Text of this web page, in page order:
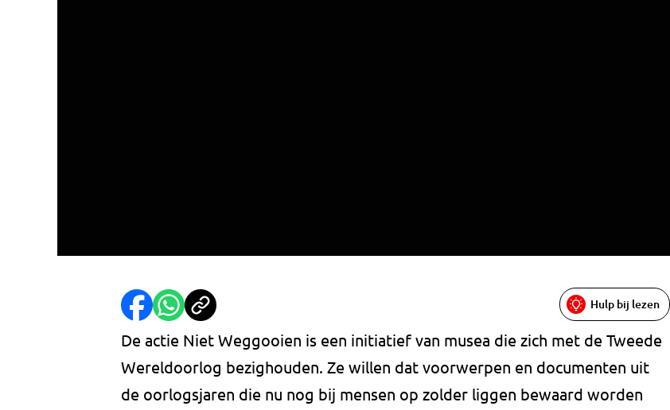
Hulp bij lezen
De actie Niet Weggooien is een initiatief van musea die zich met de Tweede
Wereldoorlog bezighouden. Ze willen dat voorwerpen en documenten uit
de oorlogsjaren die nu nog bij mensen op zolder liggen bewaard worden